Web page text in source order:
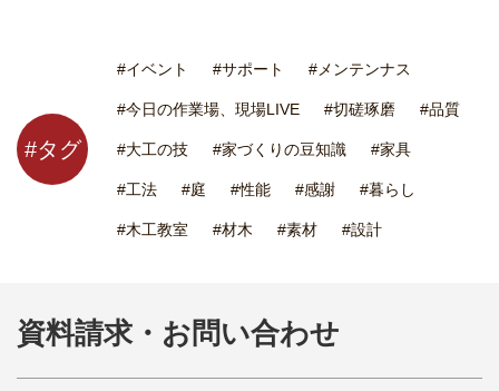
#タグ
#イベント #サポート #メンテンナス
#今日の作業場、現場LIVE #切磋琢磨 #品質
#大工の技 #家づくりの豆知識 #家具
#工法 #庭 #性能 #感謝 #暮らし
#木工教室 #材木 #素材 #設計
資料請求・お問い合わせ